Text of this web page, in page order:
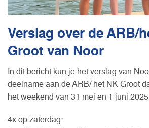
Verslag over de ARB/
Groot van Noor
In dit bericht kun je het verslag van
deelname aan de ARB/ het NK Groot
het weekend van 31 mei en 1 juni
4x op zaterdag: